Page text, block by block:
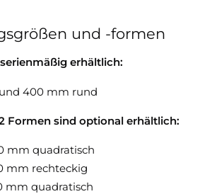
und -formen
erhältlich:
400 mm rund
Formen sind optional erhältlich:
mm quadratisch
mm rechteckig
mm quadratisch